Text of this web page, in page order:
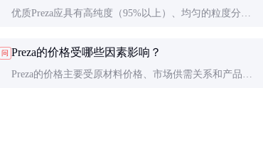
优质Preza应具有高纯度（95%以上）、均匀的粒度分布
检测报告。
问 Preza的价格受哪些因素影响？
Preza的价格主要受原材料价格、市场供需关系和产品质